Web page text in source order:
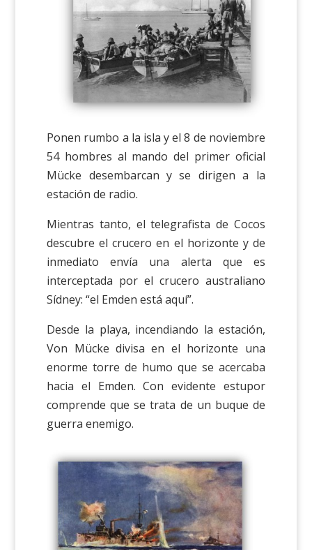
Ponen rumbo a la isla y el 8 de noviembre
54 hombres al mando del primer oficial
Mücke desembarcan y se dirigen a la
estación de radio.
Mientras tanto, el telegrafista de Cocos
descubre el crucero en el horizonte y de
inmediato envía una alerta que es
interceptada por el crucero australiano
Sídney: “el Emden está aquí”.
Desde la playa, incendiando la estación,
Von Mücke divisa en el horizonte una
enorme torre de humo que se acercaba
hacia el Emden. Con evidente estupor
comprende que se trata de un buque de
guerra enemigo.